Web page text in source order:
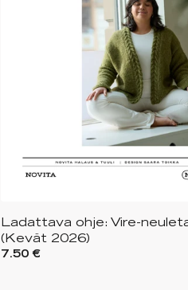
Ladattava ohje: Vire-
(Kevät 2026)
7.50 €